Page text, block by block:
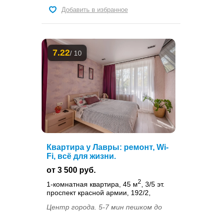
Добавить в избранное
7.22/ 10
Квартира у Лавры: ремонт, Wi-
Fi, всё для жизни.
от 3 500 руб.
1-комнатная квартира, 45 м2
, 3/5 эт.
проспект красной армии, 192/2,
Центр города. 5-7 мин пешком до